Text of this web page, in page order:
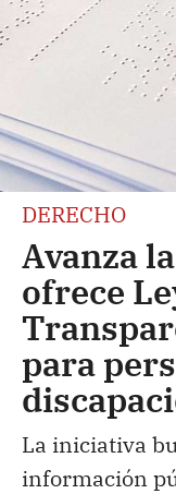
DERECHO
Avanza
ofrece
para
La iniciativa
información